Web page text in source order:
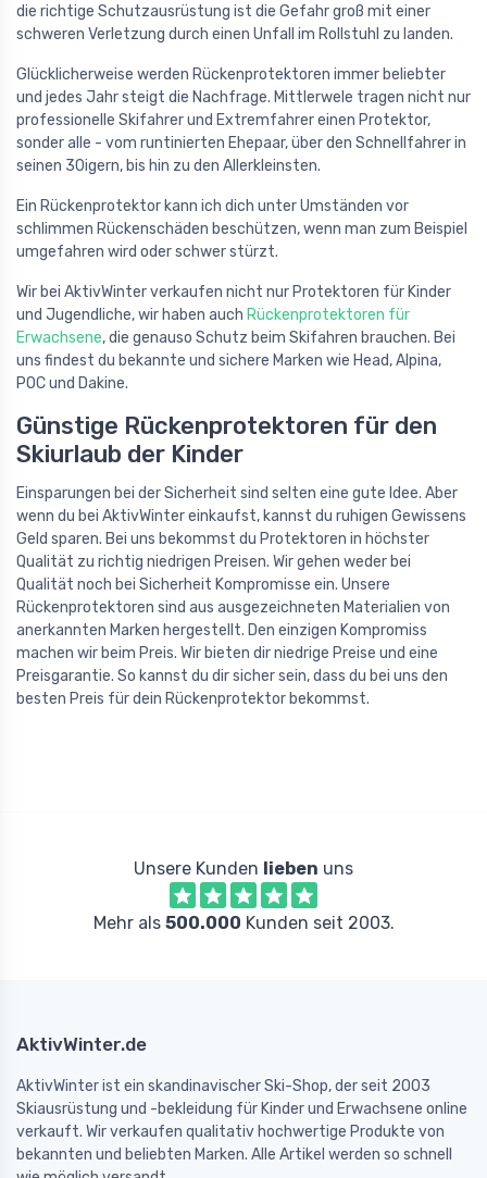
die richtige Schutzausrüstung ist die Gefahr groß mit einer
schweren Verletzung durch einen Unfall im Rollstuhl zu landen.
Glücklicherweise werden Rückenprotektoren immer beliebter
und jedes Jahr steigt die Nachfrage. Mittlerwele tragen nicht nur
professionelle Skifahrer und Extremfahrer einen Protektor,
sonder alle - vom runtinierten Ehepaar, über den Schnellfahrer in
seinen 30igern, bis hin zu den Allerkleinsten.
Ein Rückenprotektor kann ich dich unter Umständen vor
schlimmen Rückenschäden beschützen, wenn man zum Beispiel
umgefahren wird oder schwer stürzt.
Wir bei AktivWinter verkaufen nicht nur Protektoren für Kinder
und Jugendliche, wir haben auch Rückenprotektoren für
Erwachsene, die genauso Schutz beim Skifahren brauchen. Bei
uns findest du bekannte und sichere Marken wie Head, Alpina,
POC und Dakine.
Günstige Rückenprotektoren für den
Skiurlaub der Kinder
Einsparungen bei der Sicherheit sind selten eine gute Idee. Aber
wenn du bei AktivWinter einkaufst, kannst du ruhigen Gewissens
Geld sparen. Bei uns bekommst du Protektoren in höchster
Qualität zu richtig niedrigen Preisen. Wir gehen weder bei
Qualität noch bei Sicherheit Kompromisse ein. Unsere
Rückenprotektoren sind aus ausgezeichneten Materialien von
anerkannten Marken hergestellt. Den einzigen Kompromiss
machen wir beim Preis. Wir bieten dir niedrige Preise und eine
Preisgarantie. So kannst du dir sicher sein, dass du bei uns den
besten Preis für dein Rückenprotektor bekommst.
Unsere Kunden lieben uns
Mehr als 500.000 Kunden seit 2003.
AktivWinter.de
AktivWinter ist ein skandinavischer Ski-Shop, der seit 2003
Skiausrüstung und -bekleidung für Kinder und Erwachsene online
verkauft. Wir verkaufen qualitativ hochwertige Produkte von
bekannten und beliebten Marken. Alle Artikel werden so schnell